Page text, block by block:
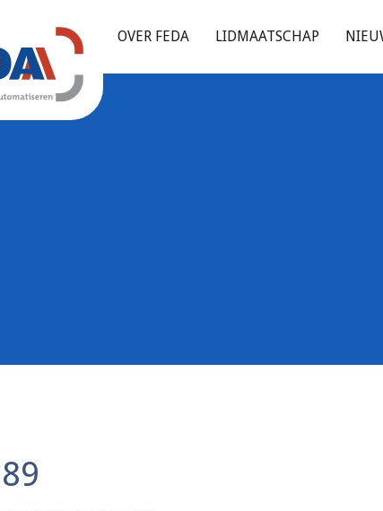
OVER FEDA LIDMAATSCHAP